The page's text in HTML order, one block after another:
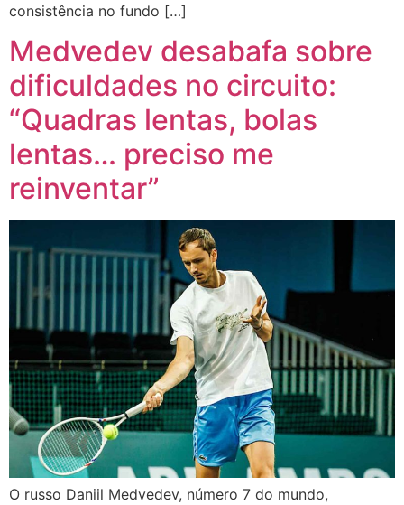
consistência no fundo […]
Medvedev desabafa sobre
dificuldades no circuito:
“Quadras lentas, bolas
lentas… preciso me
reinventar”
O russo Daniil Medvedev, número 7 do mundo,